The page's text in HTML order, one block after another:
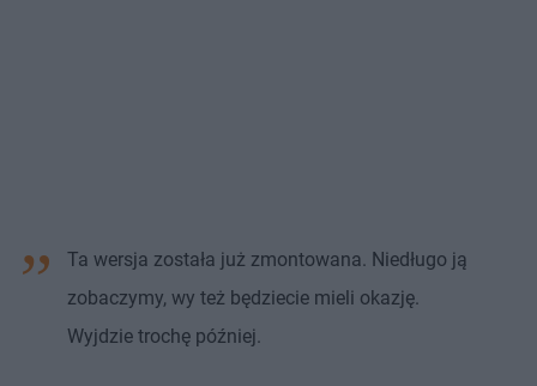
Ta wersja została już zmontowana. Niedługo ją
zobaczymy, wy też będziecie mieli okazję.
Wyjdzie trochę później.